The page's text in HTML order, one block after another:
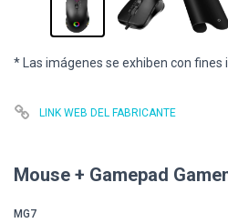
* Las imágenes se exhiben con fines
LINK WEB DEL FABRICANTE
Mouse + Gamepad
MG7